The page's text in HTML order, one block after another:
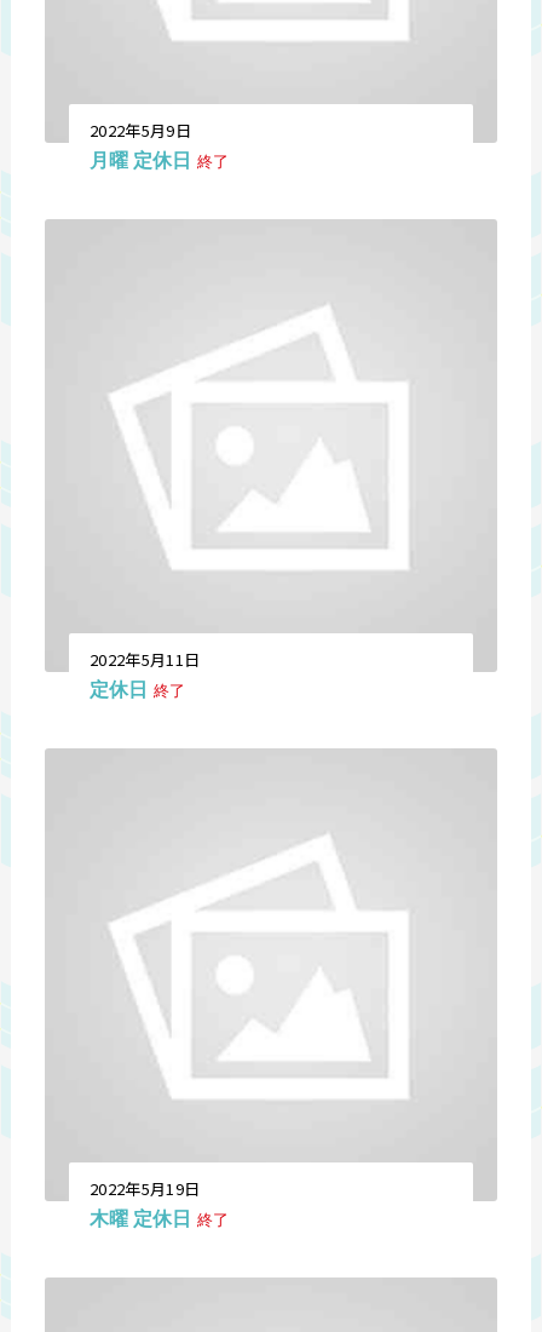
2022年5月9日
月曜 定休日 終了
2022年5月11日
定休日 終了
2022年5月19日
木曜 定休日 終了